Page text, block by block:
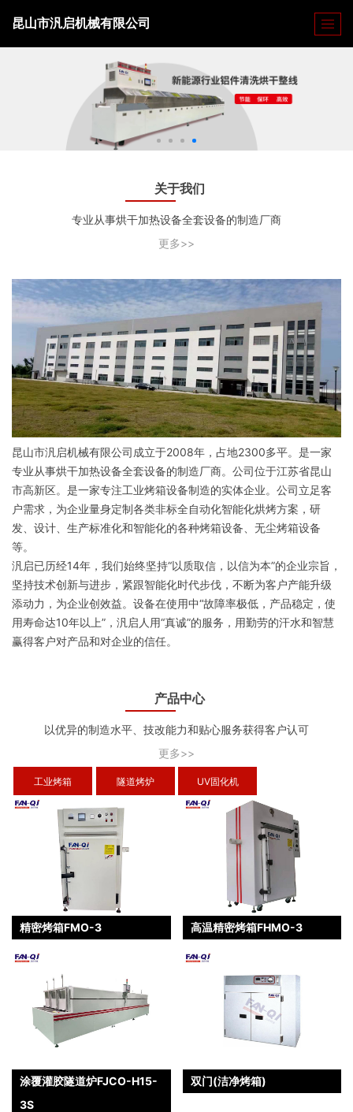
昆山市汎启机械有限公司
关于我们
专业从事烘干加热设备全套设备的制造厂商
更多>>
昆山市汎启机械有限公司成立于2008年，占地2300多平。是一家
专业从事烘干加热设备全套设备的制造厂商。公司位于江苏省昆山
市高新区。 是一家专注工业烤箱设备制造的实体企业。公司立足客
户需求，为企业量身定制各类非标全自动化智能化烘烤方案，研
发、设计、生产标准化和智能化的各种烤箱设备、无尘烤箱设备
等。
汎启已历经14年，我们始终坚持“以质取信，以信为本”的企业宗旨，
坚持技术创新与进步，紧跟智能化时代步伐，不断为客户产能升级
添动力，为企业创效益。设备在使用中“故障率极低，产品稳定，使
用寿命达10年以上”，汎启人用“真诚”的服务，用勤劳的汗水和智慧
赢得客户对产品和对企业的信任。
产品中心
以优异的制造水平、技改能力和贴心服务获得客户认可
更多>>
工业烤箱 隧道烤炉 UV固化机
精密烤箱FMO-3 高温精密烤箱FHMO-3
涂覆灌胶隧道炉FJCO-H15-
3S
双门(洁净烤箱)